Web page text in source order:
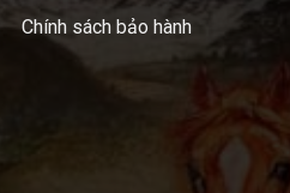
Chính sách bảo hành